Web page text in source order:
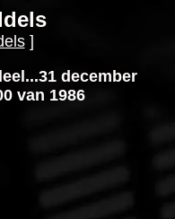
]
december
van 1986